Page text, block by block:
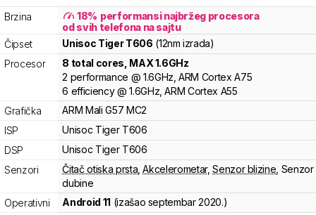
Brzina 18% performansi najbržeg procesora
od svih telefona na sajtu
Čipset
Unisoc Tiger T606 (12nm izrada)
Procesor
8 total cores , MAX1.6GHz
2 performance @ 1.6GHz,ARM Cortex A75
6 efficiency @ 1.6GHz,ARM Cortex A55
Grafička
ARM Mali G57 MC2
ISP
Unisoc Tiger T606
DSP
Unisoc Tiger T606
Senzori
Čitač otiska prsta ,Akcelerometar,Senzor blizine Senzor
dubine
Operativni
Android 11 (izašao septembar 2020.)